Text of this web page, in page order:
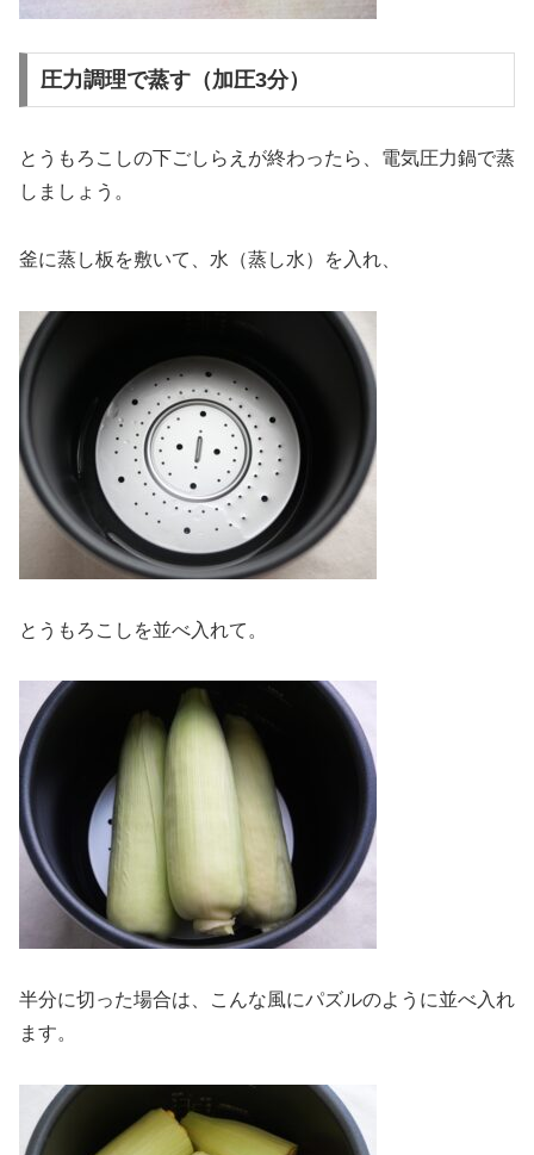
圧力調理で蒸す（加圧3分）
とうもろこしの下ごしらえが終わったら、電気圧力鍋で蒸
しましょう。
釜に蒸し板を敷いて、水（蒸し水）を入れ、
とうもろこしを並べ入れて。
半分に切った場合は、こんな風にパズルのように並べ入れ
ます。